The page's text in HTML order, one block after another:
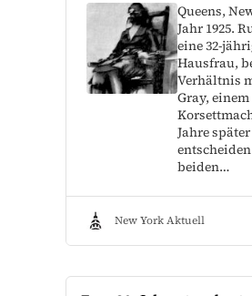
Queens,
Jahr 1925.
eine 32-
Hausfrau,
Verhältnis
Gray, einem
Jahre später
beiden…
New York Aktuell